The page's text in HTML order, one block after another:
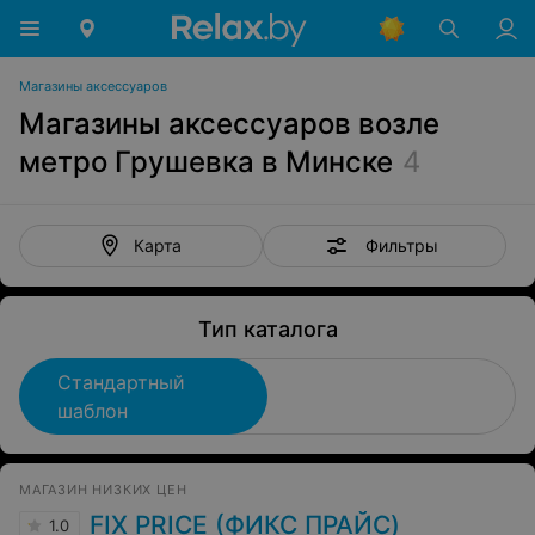
Магазины аксессуаров
Магазины аксессуаров возле
метро Грушевка в Минске 4
Карта Фильтры
Тип каталога
Стандартный
шаблон
МАГАЗИН НИЗКИХ ЦЕН
1.0 FIX PRICE (ФИКС ПРАЙС)